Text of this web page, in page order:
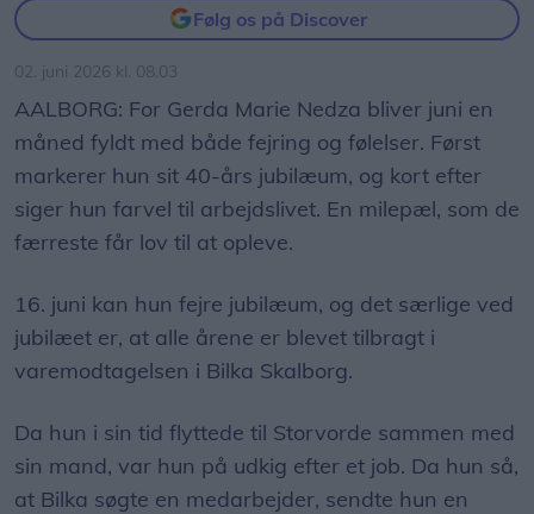
Følg os på Discover
02. juni 2026 kl. 08.03
AALBORG: For Gerda Marie Nedza bliver juni en
måned fyldt med både fejring og følelser. Først
markerer hun sit 40-års jubilæum, og kort efter
siger hun farvel til arbejdslivet. En milepæl, som de
færreste får lov til at opleve.
16. juni kan hun fejre jubilæum, og det særlige ved
jubilæet er, at alle årene er blevet tilbragt i
varemodtagelsen i Bilka Skalborg.
Da hun i sin tid flyttede til Storvorde sammen med
sin mand, var hun på udkig efter et job. Da hun så,
at Bilka søgte en medarbejder, sendte hun en